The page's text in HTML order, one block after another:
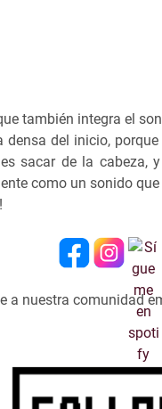
también integra el
densa del inicio,
sacar de la cabeza,
como un sonido
a nuestra comunidad